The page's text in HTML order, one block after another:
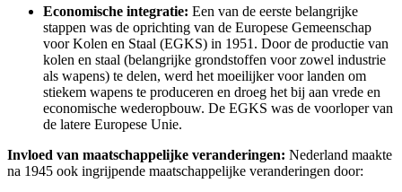
Economische integratie: Een van de eerste belangrijke
stappen was de oprichting van de Europese Gemeenschap
voor Kolen en Staal (EGKS) in 1951. Door de productie van
kolen en staal (belangrijke grondstoffen voor zowel industrie
als wapens) te delen, werd het moeilijker voor landen om
stiekem wapens te produceren en droeg het bij aan vrede en
economische wederopbouw. De EGKS was de voorloper van
de latere Europese Unie.
Invloed van maatschappelijke veranderingen: Nederland maakte
na 1945 ook ingrijpende maatschappelijke veranderingen door: